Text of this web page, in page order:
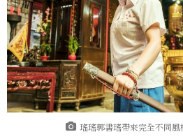
瑤瑤郭書瑤帶來完全不同